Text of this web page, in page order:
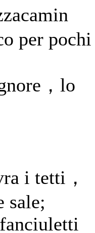
per pochi
，lo
i tetti，
sale;